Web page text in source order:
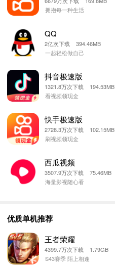
拥抱每一种生活
QQ
2亿次下载 394.46MB
一起轻松做自己
抖音极速版
1321.8万次下载 194.53MB
看视频领现金
快手极速版
2728.3万次下载 102.15MB
刷视频领现金
西瓜视频
3507.9万次下载 75.46MB
海量影视随心看
优质单机推荐
王者荣耀
4399.7万次下载 1.79GB
S43赛季 陌上相逢